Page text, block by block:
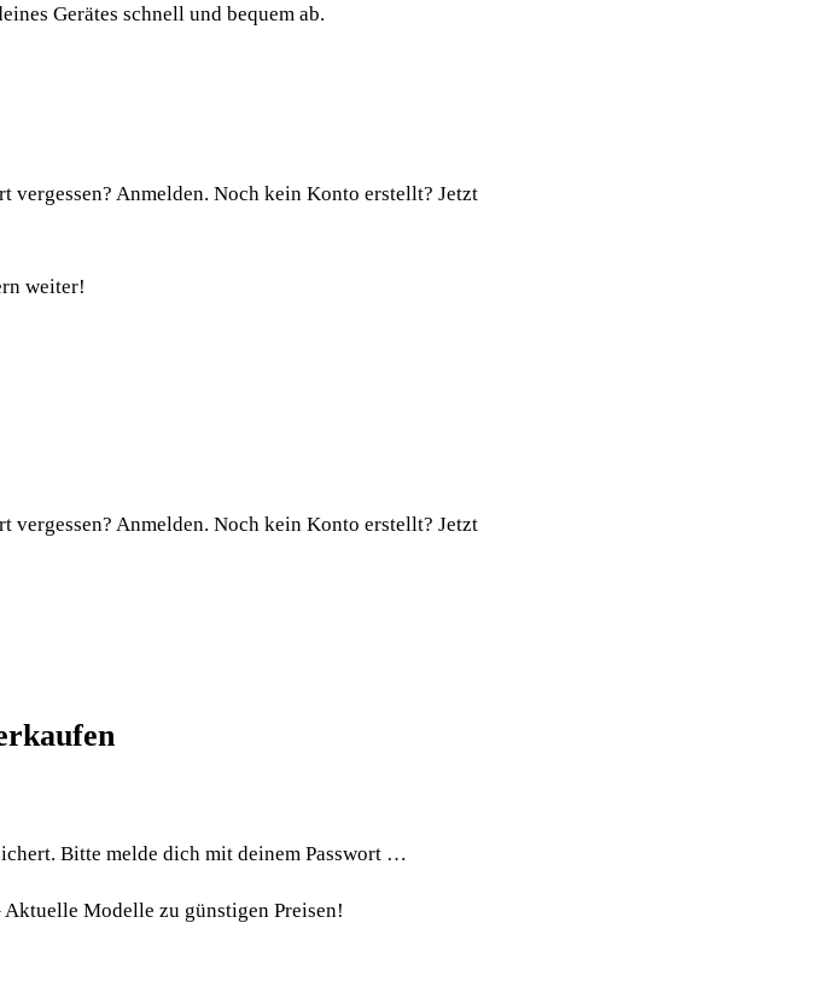
Gerätes schnell und bequem ab.
vergessen? Anmelden. Noch kein Konto erstellt? Jetzt
weiter!
vergessen? Anmelden. Noch kein Konto erstellt? Jetzt
Bitte melde dich mit deinem Passwort …
Modelle zu günstigen Preisen!